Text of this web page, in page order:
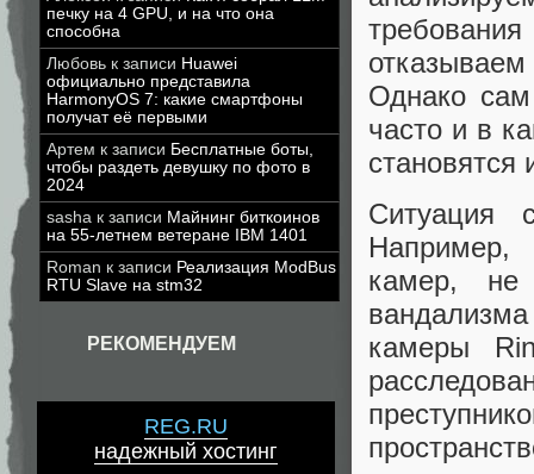
печку на 4 GPU, и на что она
способна
Любовь к записи Huawei
официально представила
HarmonyOS 7: какие смартфоны
получат её первыми
Артем к записи Бесплатные боты,
чтобы раздеть девушку по фото в
2024
sasha к записи Майнинг биткоинов
на 55-летнем ветеране IBM 1401
Roman к записи Реализация ModBus
RTU Slave на stm32
РЕКОМЕНДУЕМ
REG.RU
надежный хостинг
Однако сам
часто и в
становятся
Ситуация
камер, не
камеры